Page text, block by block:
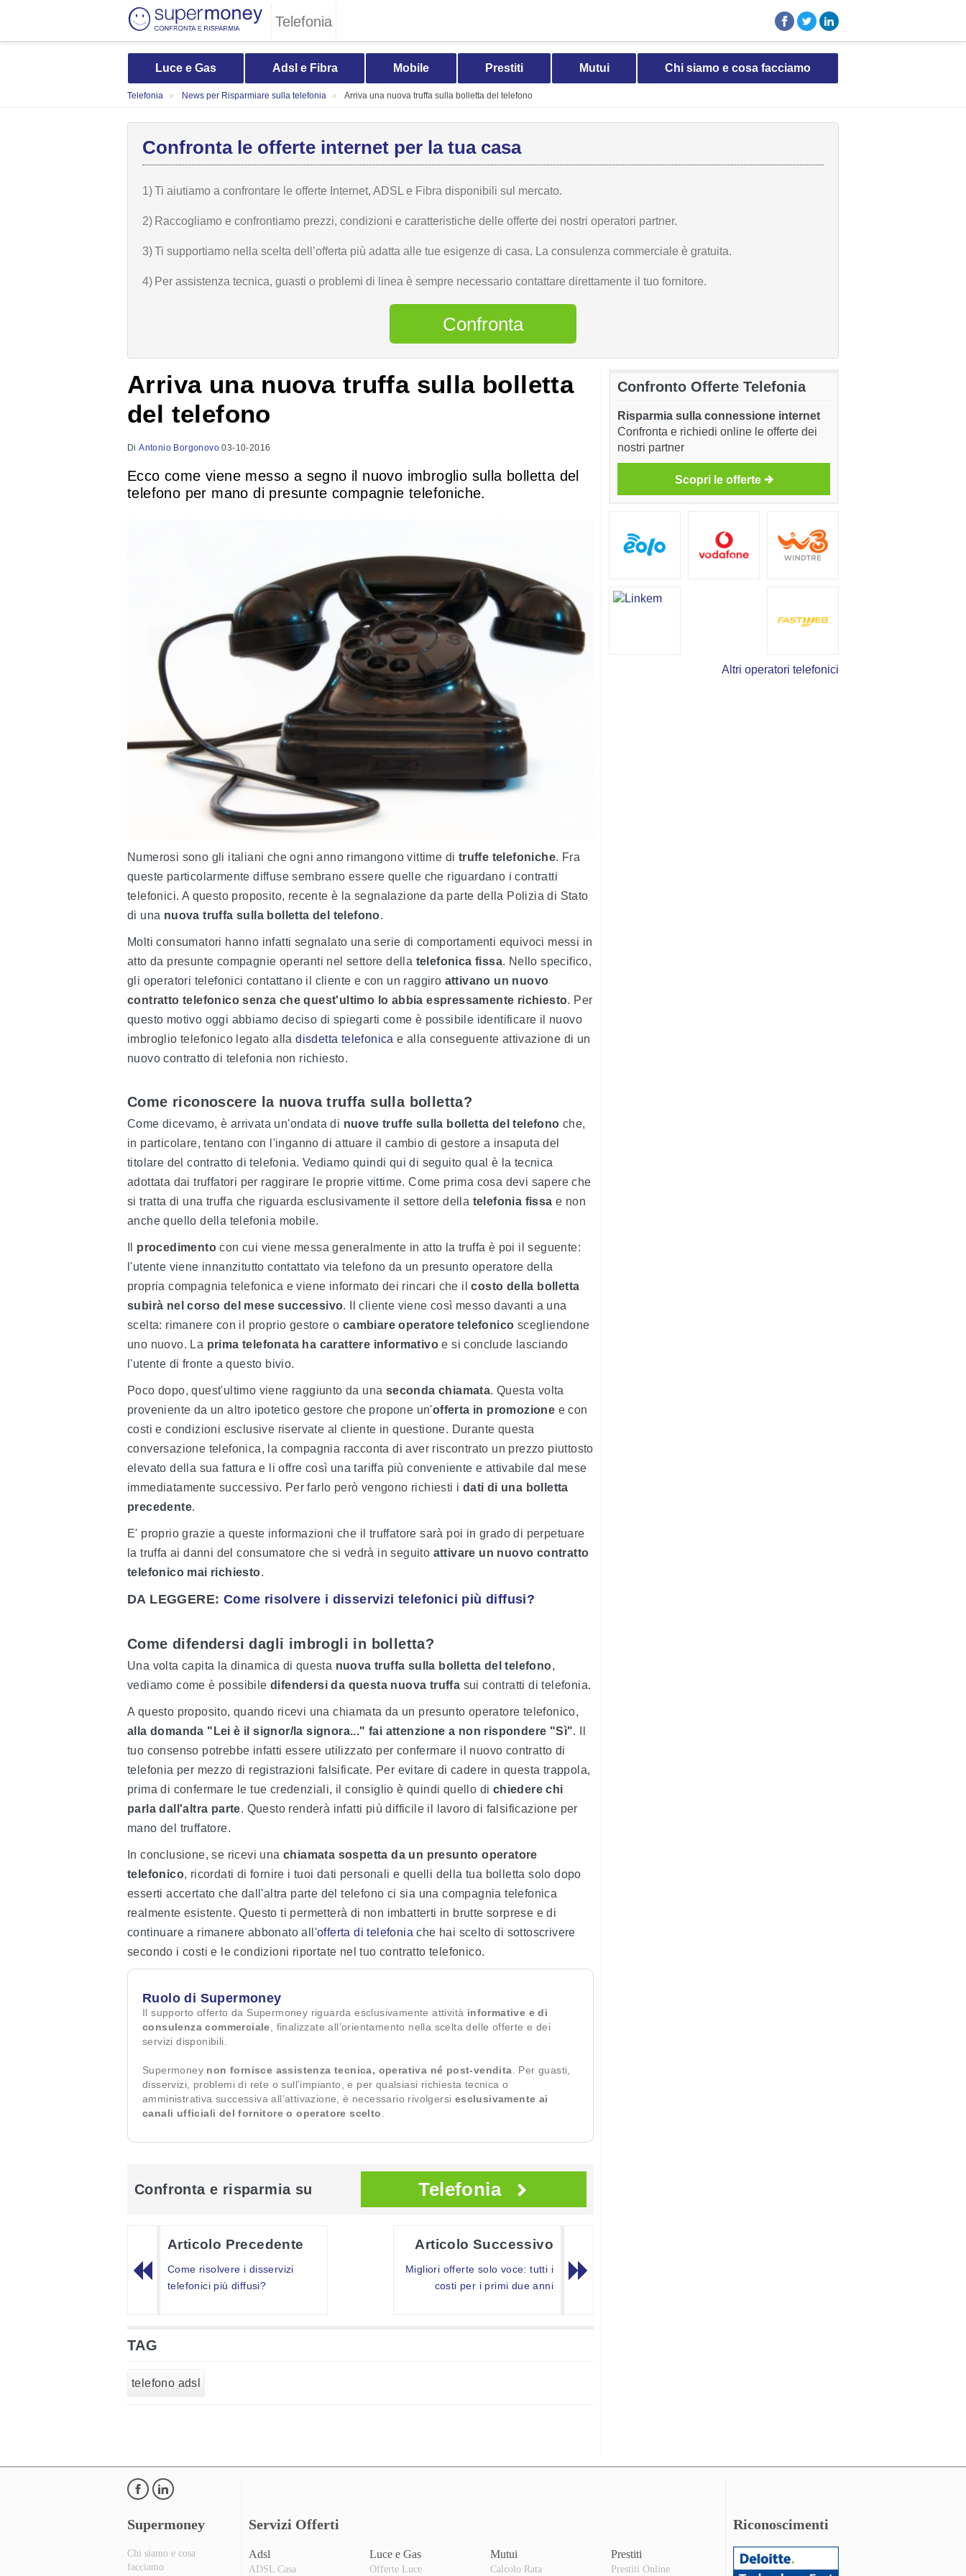
Telefonia
Luce e Gas Adsl e Fibra Mobile Prestiti Mutui Chi siamo e cosa facciamo
Telefonia News per Risparmiare sulla telefonia Arriva una nuova truffa sulla bolletta del telefono
Confronta le offerte internet per la tua casa
1)Ti aiutiamo a confrontare le offerte Internet, ADSL e Fibra disponibili sul mercato.
2) Raccogliamo e confrontiamo prezzi, condizioni e caratteristiche delle offerte dei nostri operatori partner.
3)Ti supportiamo nella scelta dell’offerta più adatta alle tue esigenze di casa. La consulenza commerciale è gratuita.
4) Per assistenza tecnica, guasti o problemi di linea è sempre necessario contattare direttamente il tuo fornitore.
Confronta
Arriva una nuova truffa sulla bolletta
del telefono
DiAntonio Borgonovo 03-10-2016
Ecco come viene messo a segno il nuovo imbroglio sulla bolletta del
telefono per mano di presunte compagnie telefoniche.
Numerosi sono gli italiani che ogni anno rimangono vittime di truffe telefoniche. Fra
queste particolarmente diffuse sembrano essere quelle che riguardano i contratti
telefonici. A questo proposito, recente è la segnalazione da parte della Polizia di Stato
di una nuova truffa sulla bolletta del telefono.
Molti consumatori hanno infatti segnalato una serie di comportamenti equivoci messi in
atto da presunte compagnie operanti nel settore della telefonica fissa. Nello specifico,
gli operatori telefonici contattano il cliente e con un raggiro attivano un nuovo
contratto telefonico senza che quest'ultimo lo abbia espressamente richiesto. Per
questo motivo oggi abbiamo deciso di spiegarti come è possibile identificare il nuovo
imbroglio telefonico legato alladisdetta telefonica e alla conseguente attivazione di un
nuovo contratto di telefonia non richiesto.
Come riconoscere la nuova truffa sulla bolletta?
Come dicevamo, è arrivata un'ondata di nuove truffe sulla bolletta del telefono che,
in particolare, tentano con l'inganno di attuare il cambio di gestore a insaputa del
titolare del contratto di telefonia. Vediamo quindi qui di seguito qual è la tecnica
adottata dai truffatori per raggirare le proprie vittime. Come prima cosa devi sapere che
si tratta di una truffa che riguarda esclusivamente il settore della telefonia fissa e non
anche quello della telefonia mobile.
procedimento con cui viene messa generalmente in atto la truffa è poi il seguente:
l'utente viene innanzitutto contattato via telefono da un presunto operatore della
propria compagnia telefonica e viene informato dei rincari che ilcosto della bolletta
subirà nel corso del mese successivo. Il cliente viene così messo davanti a una
scelta: rimanere con il proprio gestore o cambiare operatore telefonico scegliendone
uno nuovo. La prima telefonata ha carattere informativoe si conclude lasciando
l'utente di fronte a questo bivio.
Poco dopo, quest'ultimo viene raggiunto da una seconda chiamata. Questa volta
proveniente da un altro ipotetico gestore che propone un'offerta in promozione e con
costi e condizioni esclusive riservate al cliente in questione. Durante questa
conversazione telefonica, la compagnia racconta di aver riscontrato un prezzo piuttosto
elevato della sua fattura e li offre così una tariffa più conveniente e attivabile dal mese
immediatamente successivo. Per farlo però vengono richiesti i dati di una bolletta
precedente.
E' proprio grazie a queste informazioni che il truffatore sarà poi in grado di perpetuare
la truffa ai danni del consumatore che si vedrà in seguito attivare un nuovo contratto
telefonico mai richiesto.
DA LEGGERE: Come risolvere i disservizi telefonici più diffusi?
Come difendersi dagli imbrogli in bolletta?
Una volta capita la dinamica di questa nuova truffa sulla bolletta del telefono,
vediamo come è possibile difendersi da questa nuova truffa sui contratti di telefonia.
A questo proposito, quando ricevi una chiamata da un presunto operatore telefonico,
alla domanda "Lei è il signor/la signora..." fai attenzione a non rispondere "Sì". Il
tuo consenso potrebbe infatti essere utilizzato per confermare il nuovo contratto di
telefonia per mezzo di registrazioni falsificate. Per evitare di cadere in questa trappola,
prima di confermare le tue credenziali, il consiglio è quindi quello di chiedere chi
parla dall'altra parte. Questo renderà infatti più difficile il lavoro di falsificazione per
mano del truffatore.
In conclusione, se ricevi una chiamata sospetta da un presunto operatore
telefonico, ricordati di fornire i tuoi dati personali e quelli della tua bolletta solo dopo
esserti accertato che dall'altra parte del telefono ci sia una compagnia telefonica
realmente esistente. Questo ti permetterà di non imbatterti in brutte sorprese e di
continuare a rimanere abbonato all'offerta di telefonia che hai scelto di sottoscrivere
secondo i costi e le condizioni riportate nel tuo contratto telefonico.
Ruolo di Supermoney
Il supporto offerto da Supermoney riguarda esclusivamente attività informative e di
consulenza commerciale, finalizzate all’orientamento nella scelta delle offerte e dei
servizi disponibili.
Supermoney non fornisce assistenza tecnica, operativa né post-vendita. Per guasti,
disservizi, problemi di rete o sull’impianto, e per qualsiasi richiesta tecnica o
amministrativa successiva all’attivazione, è necessario rivolgersi esclusivamente ai
canali ufficiali del fornitore o operatore scelto.
Confronta e risparmia su Telefonia
Articolo Precedente
Come risolvere i disservizi
telefonici più diffusi?
Articolo Successivo
Migliori offerte solo voce: tutti i
costi per i primi due anni
TAG
telefono adsl
Confronto Offerte Telefonia
Risparmia sulla connessione internet
Confronta e richiedi online le offerte dei
nostri partner
Scopri le offerte
Altri operatori telefonici
Supermoney
Chi siamo e cosa
facciamo
Servizi Offerti
Adsl
ADSL Casa
Luce e Gas
Offerte Luce
Mutui
Calcolo Rata
Prestiti
Prestiti Online
Riconoscimenti